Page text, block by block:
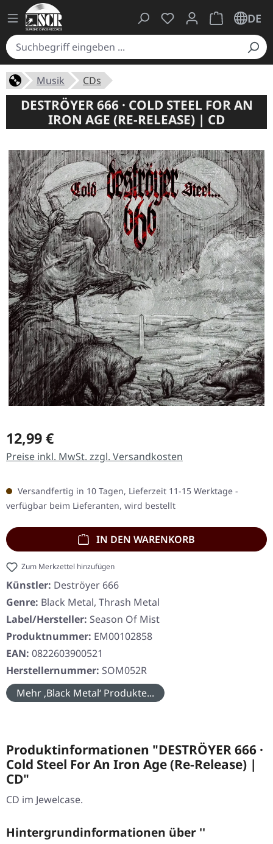
Du hast 0 Produkte
Warenkorb
DE
Musik CDs
DESTRÖYER 666 · COLD STEEL FOR AN
IRON AGE (RE-RELEASE) | CD
Regulärer Preis:
12,99 €
Preise inkl. MwSt. zzgl. Versandkosten
Versandfertig in 10 Tagen, Lieferzeit 11-15 Werktage -
verfügbar beim Lieferanten, wird bestellt
IN DEN WARENKORB
Zum Merkzettel hinzufügen
Künstler: Deströyer 666
Genre: Black Metal, Thrash Metal
Label/Hersteller: Season Of Mist
Produktnummer: EM00102858
EAN: 0822603900521
Herstellernummer: SOM052R
Mehr ‚Black Metal‘ Produkte...
Produktinformationen "DESTRÖYER 666 ·
Cold Steel For An Iron Age (Re-Release) |
CD"
CD im Jewelcase.
Hintergrundinformationen über ''